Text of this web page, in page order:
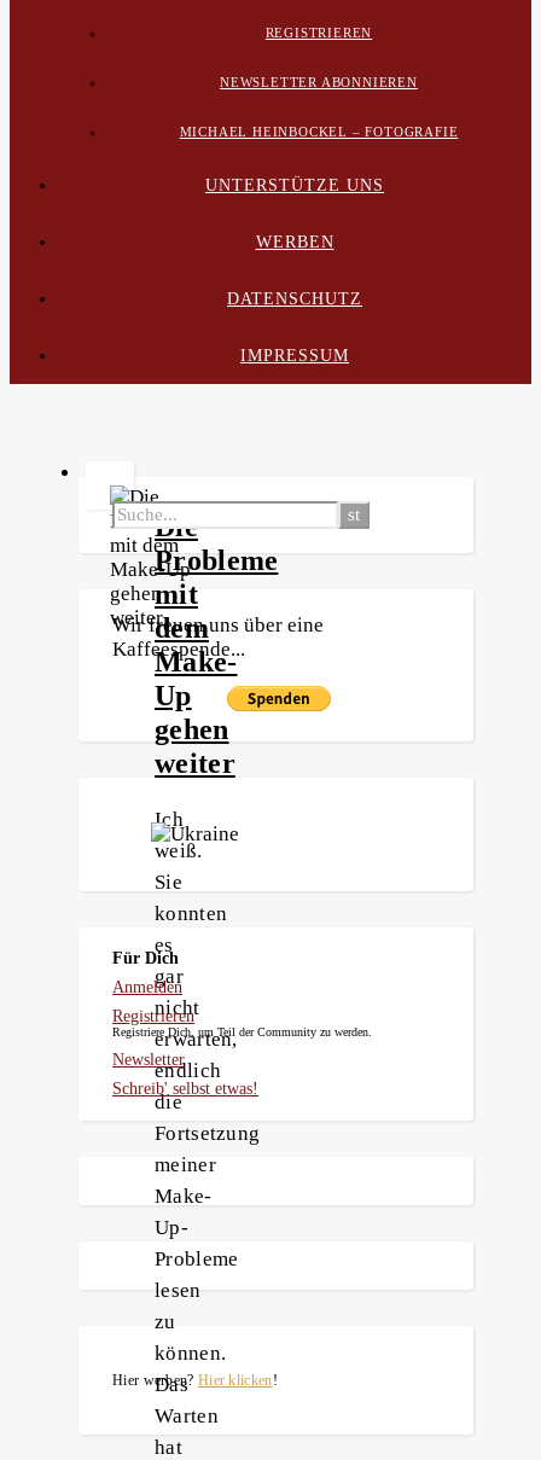
REGISTRIEREN
NEWSLETTER ABONNIEREN
MICHAEL HEINBOCKEL – FOTOGRAFIE
UNTERSTÜTZE UNS
WERBEN
DATENSCHUTZ
IMPRESSUM
Die
Probleme
mit
dem
Make-
Up
gehen
weiter
Ich
weiß.
Sie
konnten
es
gar
nicht
erwarten,
endlich
die
Fortsetzung
meiner
Make-
Up-
Probleme
lesen
zu
können.
Das
Warten
hat
Wir freuen uns über eine
Kaffeespende...
Für Dich
Anmelden
Registrieren
Registriere Dich, um Teil der Community zu werden.
Newsletter
Schreib' selbst etwas!
Hier werben? Hier klicken!